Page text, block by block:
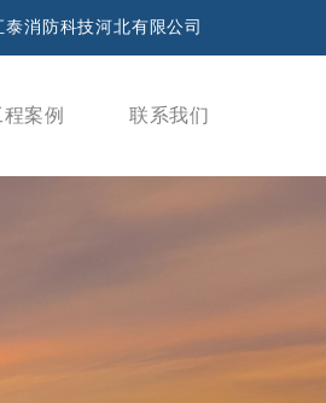
泰消防科技河北有限公司
程案例 联系我们